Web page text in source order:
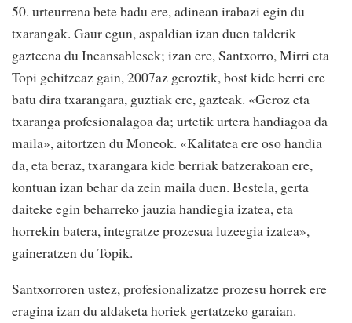
50. urteurrena bete badu ere, adinean irabazi egin du
txarangak. Gaur egun, aspaldian izan duen talderik
gazteena du Incansablesek; izan ere, Santxorro, Mirri eta
Topi gehitzeaz gain, 2007az geroztik, bost kide berri ere
batu dira txarangara, guztiak ere, gazteak. «Geroz eta
txaranga profesionalagoa da; urtetik urtera handiagoa da
maila», aitortzen du Moneok. «Kalitatea ere oso handia
da, eta beraz, txarangara kide berriak batzerakoan ere,
kontuan izan behar da zein maila duen. Bestela, gerta
daiteke egin beharreko jauzia handiegia izatea, eta
horrekin batera, integratze prozesua luzeegia izatea»,
gaineratzen du Topik.
Santxorroren ustez, profesionalizatze prozesu horrek ere
eragina izan du aldaketa horiek gertatzeko garaian.